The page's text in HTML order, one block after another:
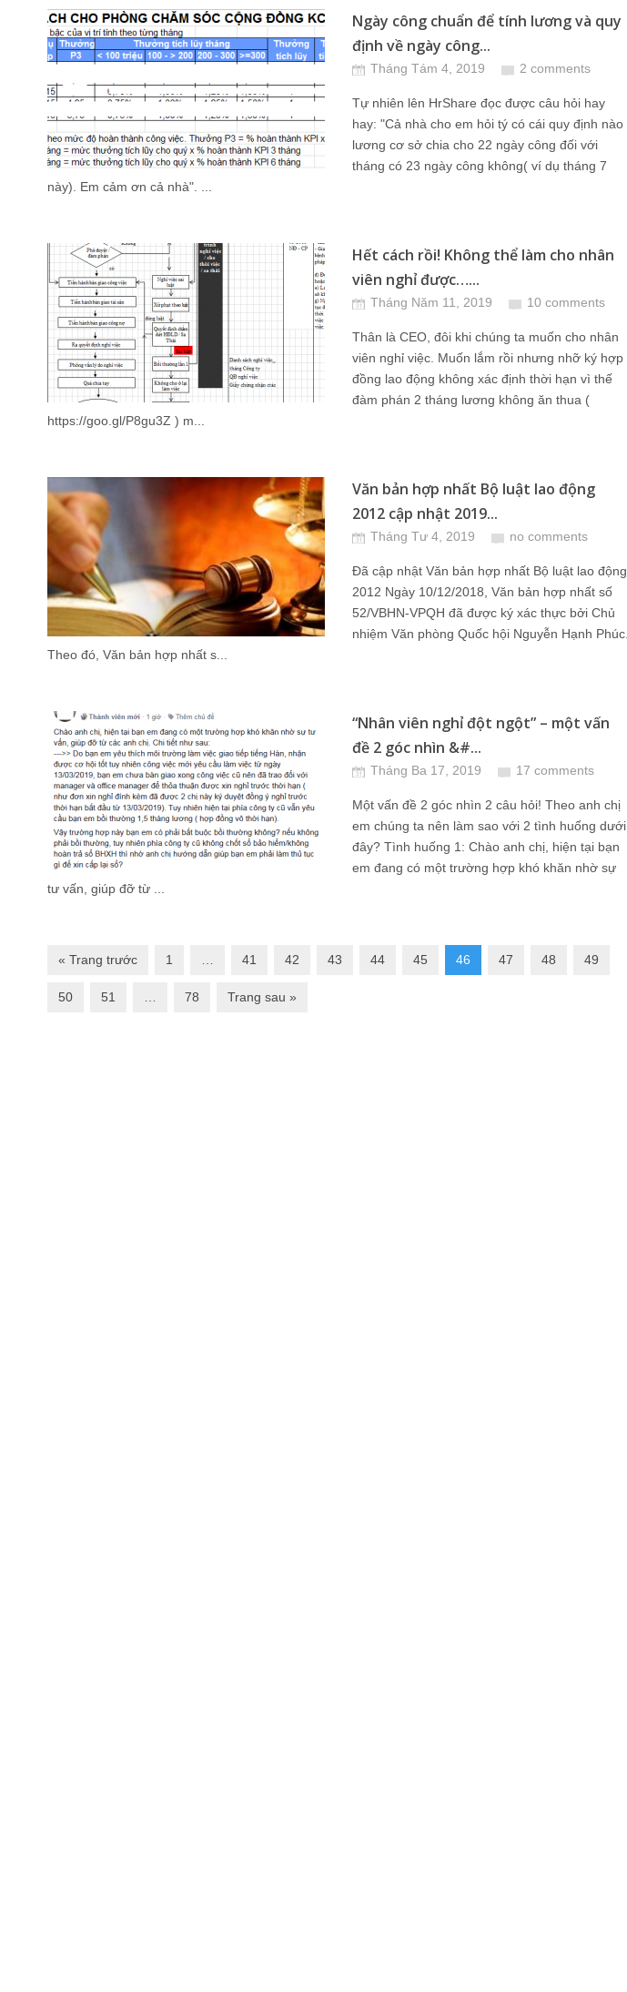
Ngày công chuẩn để tính lương và quy
định về ngày công...
Tháng Tám 4, 2019 2 comments
Tự nhiên lên HrShare đọc được câu hỏi hay
hay: "Cả nhà cho em hỏi tý có cái quy định nào
lương cơ sở chia cho 22 ngày công đối với
tháng có 23 ngày công không( ví dụ tháng 7
này). Em cảm ơn cả nhà". ...
Hết cách rồi! Không thể làm cho nhân
viên nghỉ được…...
Tháng Năm 11, 2019 10 comments
Thân là CEO, đôi khi chúng ta muốn cho nhân
viên nghỉ việc. Muốn lắm rồi nhưng nhỡ ký hợp
đồng lao động không xác định thời hạn vì thế
đàm phán 2 tháng lương không ăn thua (
https://goo.gl/P8gu3Z ) m...
Văn bản hợp nhất Bộ luật lao động
2012 cập nhật 2019...
Tháng Tư 4, 2019 no comments
Đã cập nhật Văn bản hợp nhất Bộ luật lao động
2012 Ngày 10/12/2018, Văn bản hợp nhất số
52/VBHN-VPQH đã được ký xác thực bởi Chủ
nhiệm Văn phòng Quốc hội Nguyễn Hạnh Phúc.
Theo đó, Văn bản hợp nhất s...
“Nhân viên nghỉ đột ngột” – một vấn
đề 2 góc nhìn &#...
Tháng Ba 17, 2019 17 comments
Một vấn đề 2 góc nhìn 2 câu hỏi! Theo anh chị
em chúng ta nên làm sao với 2 tình huống dưới
đây? Tình huống 1: Chào anh chị, hiện tại bạn
em đang có một trường hợp khó khăn nhờ sự
tư vấn, giúp đỡ từ ...
« Trang trước 1 41 42 43 44 45 46 47 48 49
50 51 78 Trang sau »